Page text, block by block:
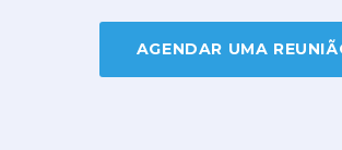
AGENDAR UMA